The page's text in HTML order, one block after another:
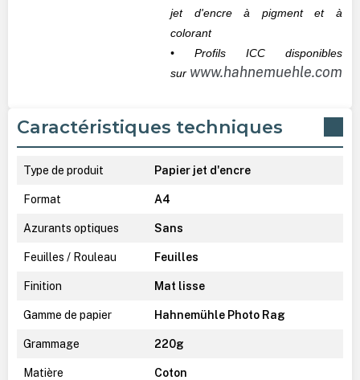
jet d'encre à pigment et à
colorant
• Profils ICC disponibles
sur www.hahnemuehle.com
Caractéristiques techniques
Type de produit Papier jet d'encre
Format A4
Azurants optiques Sans
Feuilles / Rouleau Feuilles
Finition Mat lisse
Gamme de papier Hahnemühle Photo Rag
Grammage 220g
Matière Coton